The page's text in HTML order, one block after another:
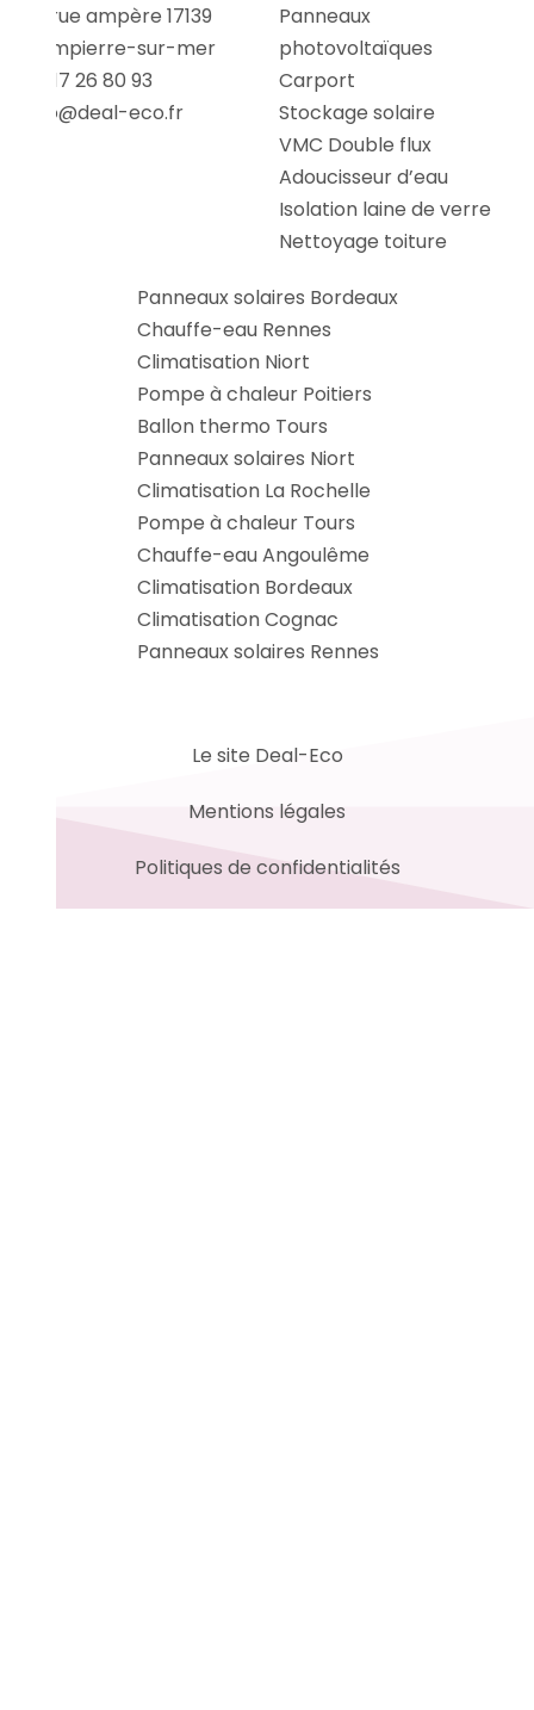
22 rue ampère 17139
Dompierre-sur-mer
05 17 26 80 93
info@deal-eco.fr
Panneaux
photovoltaïques
Carport
Stockage solaire
VMC Double flux
Adoucisseur d’eau
Isolation laine de verre
Nettoyage toiture
Panneaux solaires Bordeaux
Chauffe-eau Rennes
Climatisation Niort
Pompe à chaleur Poitiers
Ballon thermo Tours
Panneaux solaires Niort
Climatisation La Rochelle
Pompe à chaleur Tours
Chauffe-eau Angoulême
Climatisation Bordeaux
Climatisation Cognac
Panneaux solaires Rennes
Le site Deal-Eco
Mentions légales
Politiques de confidentialités